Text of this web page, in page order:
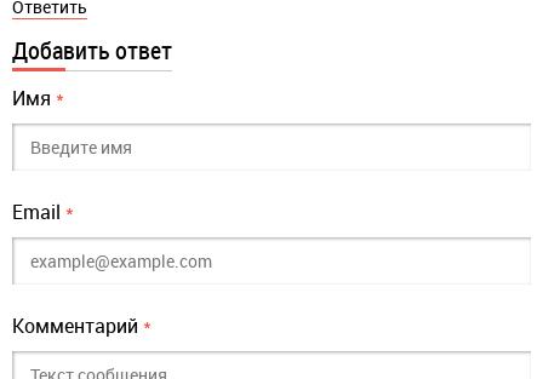
Ответить
Добавить ответ
Имя *
Email *
Комментарий *